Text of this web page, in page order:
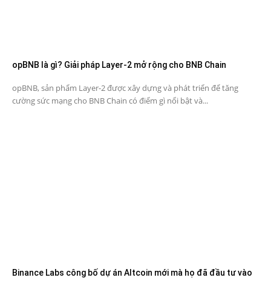
opBNB là gì? Giải pháp Layer-2 mở rộng cho BNB Chain
opBNB, sản phẩm Layer-2 được xây dựng và phát triển để tăng
cường sức mạng cho BNB Chain có điểm gì nổi bật và...
Binance Labs công bố dự án Altcoin mới mà họ đã đầu tư vào